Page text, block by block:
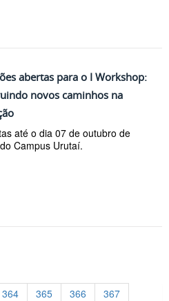
abertas para o I Workshop:
novos caminhos na
até o dia 07 de outubro de
Campus Urutaí.
364 365 366
367